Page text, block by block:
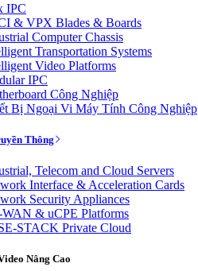
IPC
& VPX Blades & Boards
Computer Chassis
Transportation Systems
Video Platforms
IPC
Công Nghiệp
Bị Ngoại Vi Máy Tính Công Nghiệp
Thông
Telecom and Cloud Servers
Interface & Acceleration Cards
Security Appliances
WAN & uCPE Platforms
STACK Private Cloud
Nâng Cao